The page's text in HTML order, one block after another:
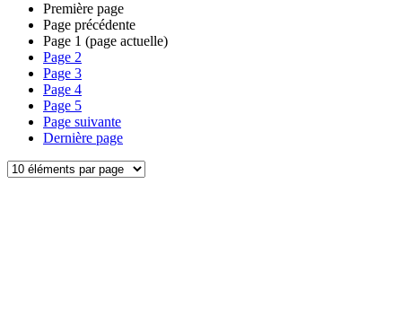
Première page
Page précédente
Page 1 (page actuelle)
Page 2
Page 3
Page 4
Page 5
Page suivante
Dernière page